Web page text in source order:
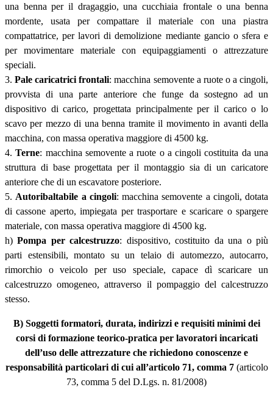
una benna per il dragaggio, una cucchiaia frontale o una benna
mordente, usata per compattare il materiale con una piastra
compattatrice, per lavori di demolizione mediante gancio o sfera e
per movimentare materiale con equipaggiamenti o attrezzature
speciali.
3.Pale caricatrici frontali: macchina semovente a ruote o a cingoli,
provvista di una parte anteriore che funge da sostegno ad un
dispositivo di carico, progettata principalmente per il carico o lo
scavo per mezzo di una benna tramite il movimento in avanti della
macchina, con massa operativa maggiore di 4500 kg.
4.Terne: macchina semovente a ruote o a cingoli costituita da una
struttura di base progettata per il montaggio sia di un caricatore
anteriore che di un escavatore posteriore.
5. Autoribaltabile a cingoli: macchina semovente a cingoli, dotata
di cassone aperto, impiegata per trasportare e scaricare o spargere
materiale, con massa operativa maggiore di 4500 kg.
h)Pompa per calcestruzzo: dispositivo, costituito da una o più
parti estensibili, montato su un telaio di automezzo, autocarro,
rimorchio o veicolo per uso speciale, capace dì scaricare un
calcestruzzo omogeneo, attraverso il pompaggio del calcestruzzo
stesso.
B) Soggetti formatori, durata, indirizzi e requisiti minimi dei
corsi di formazione teorico-pratica per lavoratori incaricati
dell’uso delle attrezzature che richiedono conoscenze e
responsabilità particolari di cui all’articolo 71, comma 7(articolo
73, comma 5 del D.Lgs. n. 81/2008)